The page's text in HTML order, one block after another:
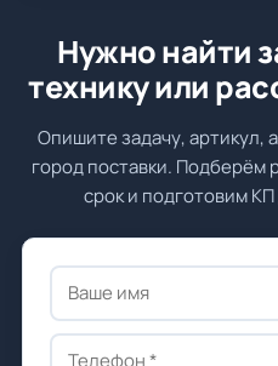
Нужно найти
технику или
Опишите задачу, артикул,
город поставки. Подберём
срок и подготовим